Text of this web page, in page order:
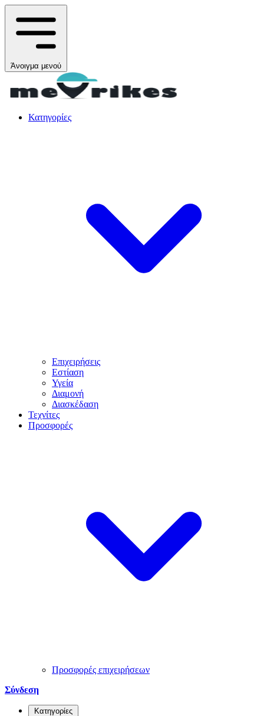
Άνοιγμα μενού
Κατηγορίες
Επιχειρήσεις
Εστίαση
Υγεία
Διαμονή
Διασκέδαση
Τεχνίτες
Προσφορές
Προσφορές επιχειρήσεων
Σύνδεση
Κατηγορίες